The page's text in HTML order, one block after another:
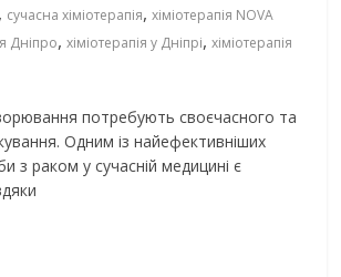
, сучасна хіміотерапія,хіміотерапія NOVA
Дніпро,хіміотерапія у Дніпрі,хіміотерапія
потребують своєчасного та
Одним із найефективніших
з раком у сучасній медицині є